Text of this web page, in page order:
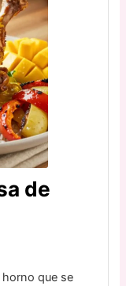
de
que se